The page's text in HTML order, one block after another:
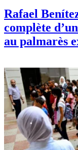
Rafael
complète
au palmarès